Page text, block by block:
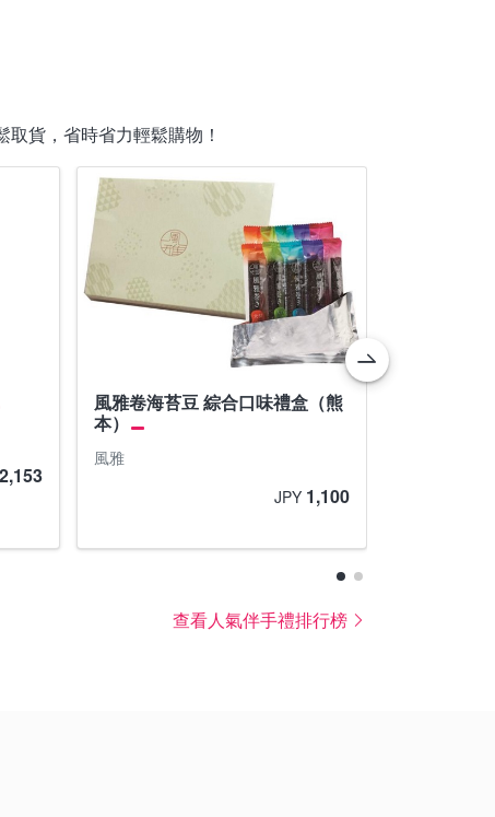
貨，省時省力輕鬆購物！
2,153
風雅卷海苔豆 綜合口味禮盒（熊
本）
風雅
JPY 1,100
查看人氣伴手禮排行榜